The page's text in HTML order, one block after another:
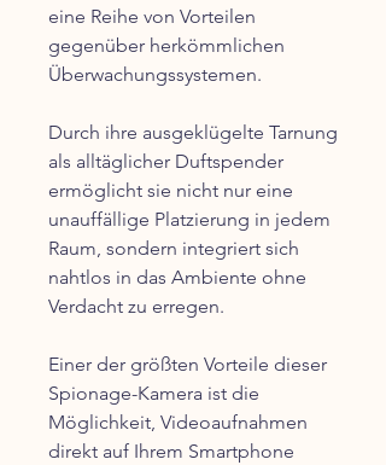
eine Reihe von Vorteilen
gegenüber herkömmlichen
Überwachungssystemen.
Durch ihre ausgeklügelte Tarnung
als alltäglicher Duftspender
ermöglicht sie nicht nur eine
unauffällige Platzierung in jedem
Raum, sondern integriert sich
nahtlos in das Ambiente ohne
Verdacht zu erregen.
Einer der größten Vorteile dieser
Spionage-Kamera ist die
Möglichkeit, Videoaufnahmen
direkt auf Ihrem Smartphone